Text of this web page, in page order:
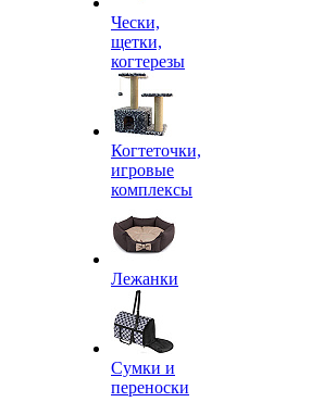
Чески,
щетки,
когтерезы
Когтеточки,
игровые
комплексы
Лежанки
Сумки и
переноски